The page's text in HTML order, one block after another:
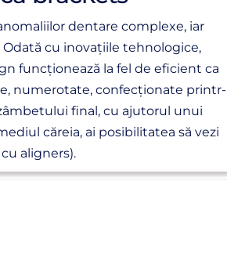
dentare complexe, iar
cu inovațiile tehnologice,
funcționează la fel de eficient ca
numerotate, confecționate printr-
final, cu ajutorul unui
căreia, ai posibilitatea să vezi
aligners).